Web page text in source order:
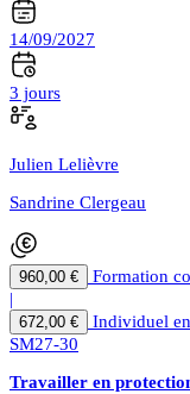
14/09/2027
3 jours
Julien Lelièvre
Sandrine Clergeau
960,00 €
Formation
|
672,00 €
Individuel
SM27-30
Travailler en